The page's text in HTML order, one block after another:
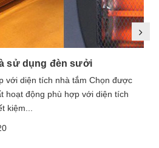
sử dụng đèn sưởi
với diện tích nhà tắm Chọn được
hoạt động phù hợp với diện tích
kiệm...